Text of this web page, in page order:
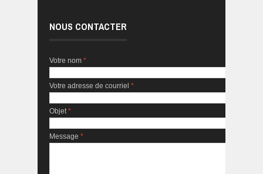
NOUS CONTACTER
Votre nom *
Votre adresse de courriel *
Objet*
Message *